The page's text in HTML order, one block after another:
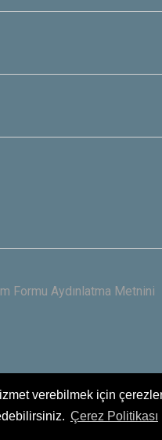
verebilmek için
Çerez Politikası
Formu Aydınlatma Metnini
Yasar